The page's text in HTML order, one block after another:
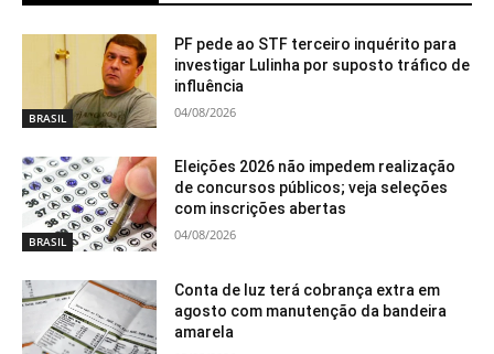
BRASIL
PF pede ao STF terceiro inquérito para
investigar Lulinha por suposto tráfico de
influência
04/08/2026
BRASIL
Eleições 2026 não impedem realização
de concursos públicos; veja seleções
com inscrições abertas
04/08/2026
Conta de luz terá cobrança extra em
agosto com manutenção da bandeira
amarela